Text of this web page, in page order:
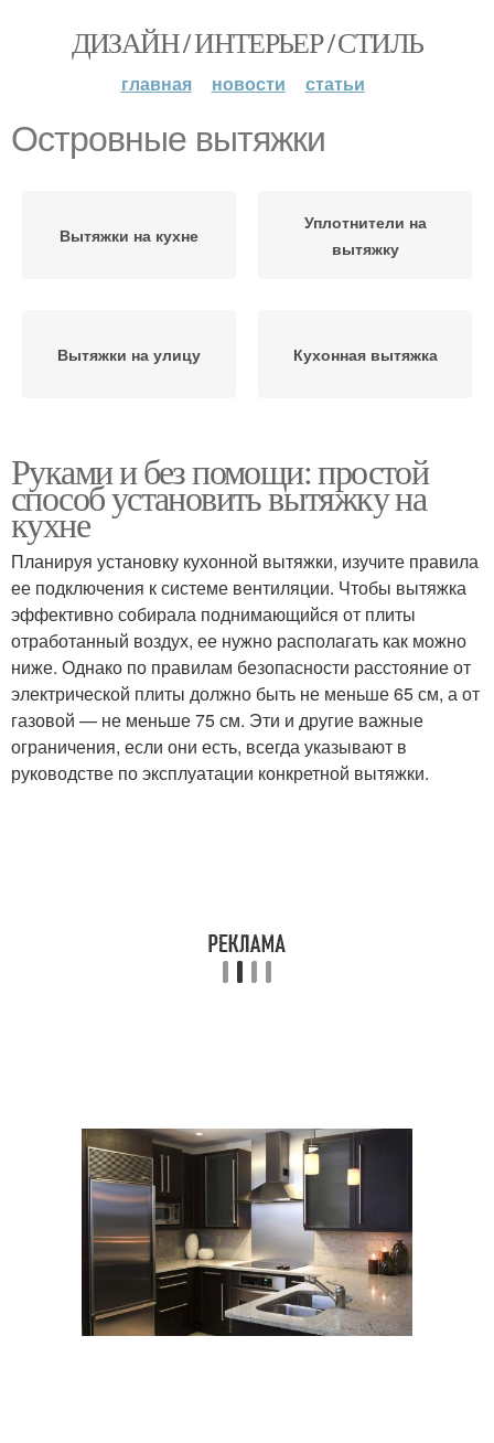
ДИЗАЙН / ИНТЕРЬЕР / СТИЛЬ
главная новости статьи
Островные вытяжки
Вытяжки на кухне
Уплотнители на
вытяжку
Вытяжки на улицу Кухонная вытяжка
Руками и без помощи: простой
способ установить вытяжку на
кухне
Планируя установку кухонной вытяжки, изучите правила
ее подключения к системе вентиляции. Чтобы вытяжка
эффективно собирала поднимающийся от плиты
отработанный воздух, ее нужно располагать как можно
ниже. Однако по правилам безопасности расстояние от
электрической плиты должно быть не меньше 65 см, а от
газовой — не меньше 75 см. Эти и другие важные
ограничения, если они есть, всегда указывают в
руководстве по эксплуатации конкретной вытяжки.